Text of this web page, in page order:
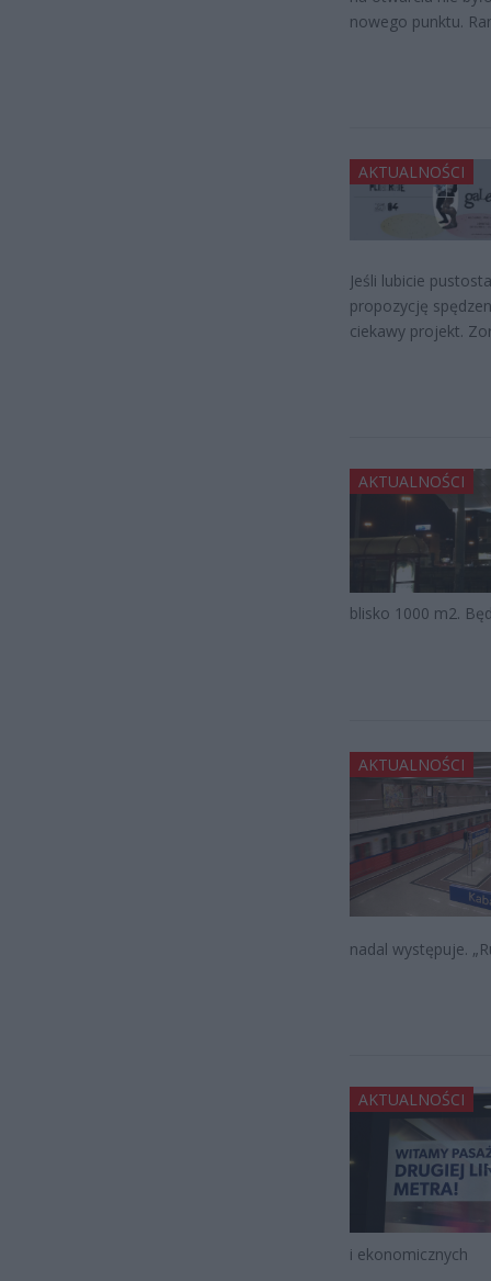
nowego punktu.
AKTUALNOŚCI
Jeśli lubicie
propozycję
ciekawy projekt.
AKTUALNOŚCI
blisko 1000 m2.
AKTUALNOŚCI
nadal występuje.
AKTUALNOŚCI
i ekonomicznych